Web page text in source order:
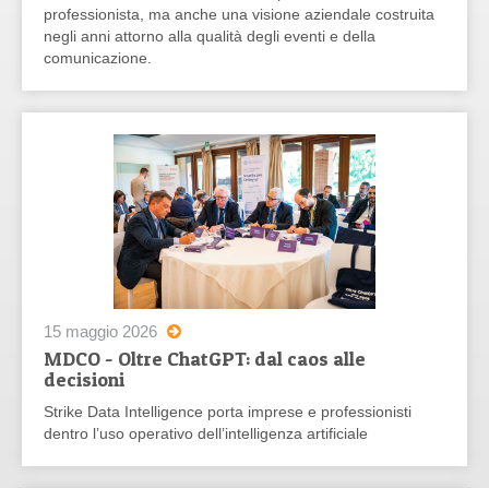
professionista, ma anche una visione aziendale costruita
negli anni attorno alla qualità degli eventi e della
comunicazione.
15 maggio 2026
MDCO - Oltre ChatGPT: dal caos alle
decisioni
Strike Data Intelligence porta imprese e professionisti
dentro l’uso operativo dell’intelligenza artificiale